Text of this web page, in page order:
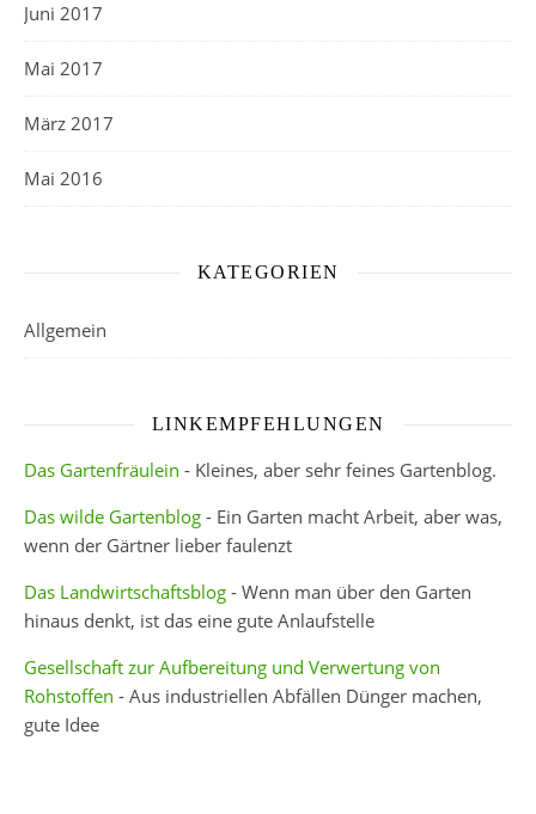
Juni 2017
Mai 2017
März 2017
Mai 2016
KATEGORIEN
Allgemein
LINKEMPFEHLUNGEN
Das Gartenfräulein - Kleines, aber sehr feines Gartenblog.
Das wilde Gartenblog - Ein Garten macht Arbeit, aber was,
wenn der Gärtner lieber faulenzt
Das Landwirtschaftsblog - Wenn man über den Garten
hinaus denkt, ist das eine gute Anlaufstelle
Gesellschaft zur Aufbereitung und Verwertung von
Rohstoffen - Aus industriellen Abfällen Dünger machen,
gute Idee